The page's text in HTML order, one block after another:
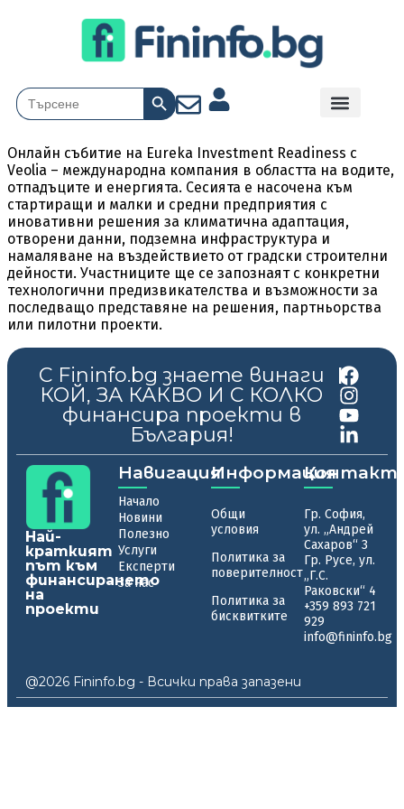
Search
for:
Search Button
Онлайн събитие на Eureka Investment Readiness с
Veolia – международна компания в областта на водите,
отпадъците и енергията. Сесията е насочена към
стартиращи и малки и средни предприятия с
иновативни решения за климатична адаптация,
отворени данни, подземна инфраструктура и
намаляване на въздействието от градски строителни
дейности. Участниците ще се запознаят с конкретни
технологични предизвикателства и възможности за
последващо представяне на решения, партньорства
или пилотни проекти.
С Fininfo.bg знаете винаги
КОЙ, ЗА КАКВО И С КОЛКО
финансира проекти в
България!
|
Най-
краткият
път към
финансирането
на
проекти
Навигация
Начало
Новини
Полезно
Услуги
Експерти
За нас
Информация
Общи
условия
Политика за
поверителност
Политика за
бисквитките
Гр. София,
ул. „Андрей
Сахаров“ 3
Гр. Русе, ул.
„Г.С.
Раковски“ 4
+359 893 721
929
info@fininfo.bg
@2026 Fininfo.bg - Всички права запазени